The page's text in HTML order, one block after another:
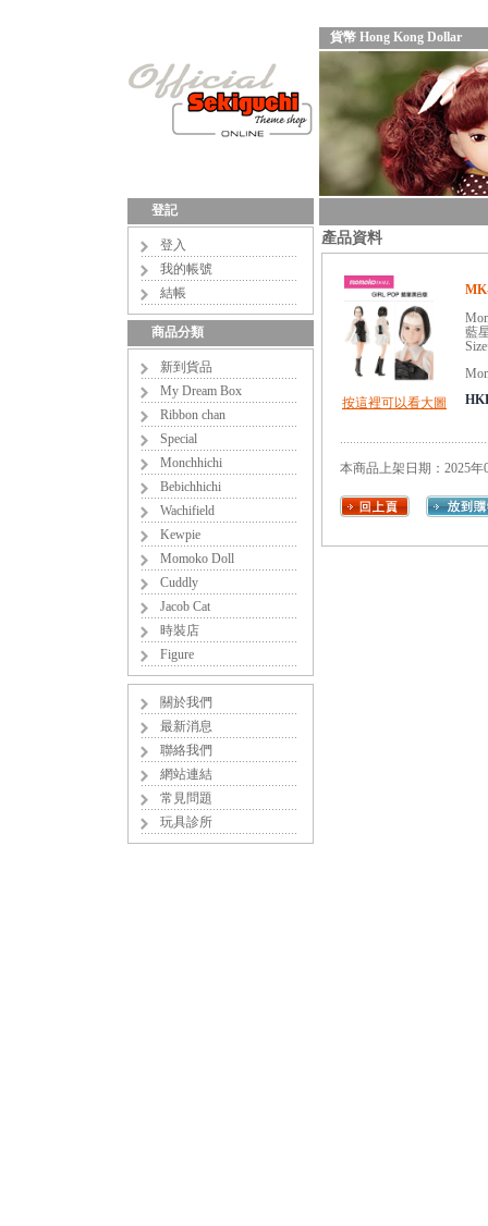
貨幣 Hong Kong Dollar
登記
登入
我的帳號
結帳
商品分類
新到貨品
My Dream Box
Ribbon chan
Special
Monchhichi
Bebichhichi
Wachifield
Kewpie
Momoko Doll
Cuddly
Jacob Cat
時裝店
Figure
關於我們
最新消息
聯絡我們
網站連結
常見問題
玩具診所
產品資料
按這裡可以看大圖
藍
本商品上架日期：2025年